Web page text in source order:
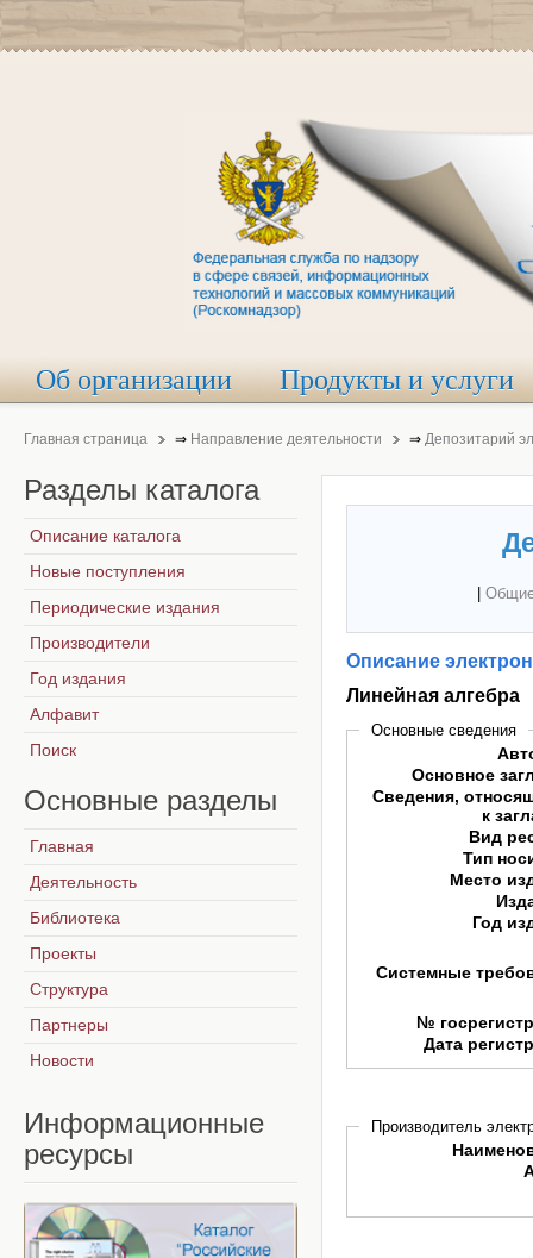
Об организации Продукты и услуги
Главная страница ⇒ Направление деятельности ⇒ Депозитарий
Описание
Линейная алгебра
Основные сведения
Основное
Сведения,
к
Вид
Тип
Место
Год
Системные
№
Дата
Производитель
Разделы каталога
Описание каталога
Новые поступления
Периодические издания
Производители
Год издания
Алфавит
Поиск
Основные разделы
Главная
Деятельность
Библиотека
Проекты
Структура
Партнеры
Новости
Информационные
ресурсы